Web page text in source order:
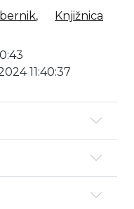
, Knjižnica
11:40:37